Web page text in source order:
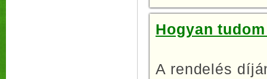
Hogyan
A rendelés